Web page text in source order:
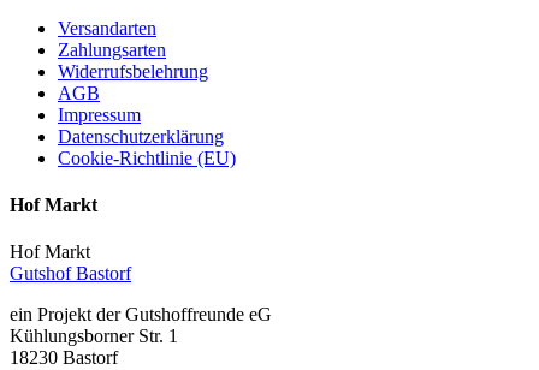
Versandarten
Zahlungsarten
Widerrufsbelehrung
AGB
Impressum
Datenschutzerklärung
Cookie-Richtlinie (EU)
Hof Markt
Hof Markt
Gutshof Bastorf
ein Projekt der Gutshoffreunde eG
Kühlungsborner Str. 1
18230 Bastorf